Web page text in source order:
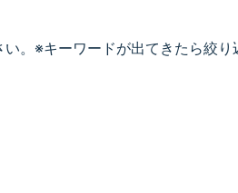
。※キーワードが出てきたら絞り